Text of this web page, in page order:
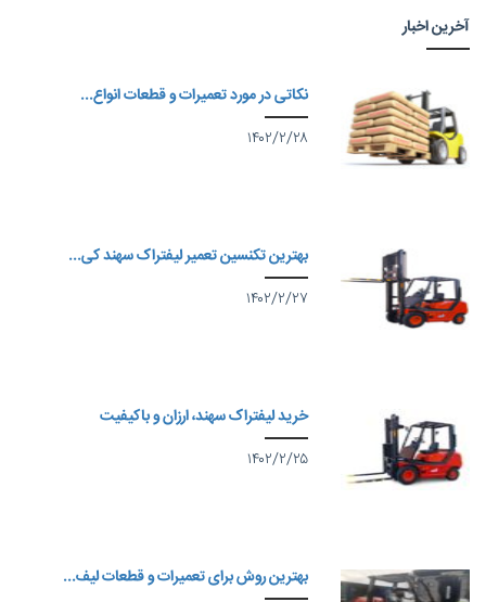
آخرین اخبار
نکاتی در مورد تعمیرات و قطعات انواع...
۱۴۰۲/۲/۲۸
بهترین تکنسین تعمیر لیفتراک سهند کی...
۱۴۰۲/۲/۲۷
خرید لیفتراک سهند، ارزان و باکیفیت
۱۴۰۲/۲/۲۵
بهترین روش برای تعمیرات و قطعات لیف...